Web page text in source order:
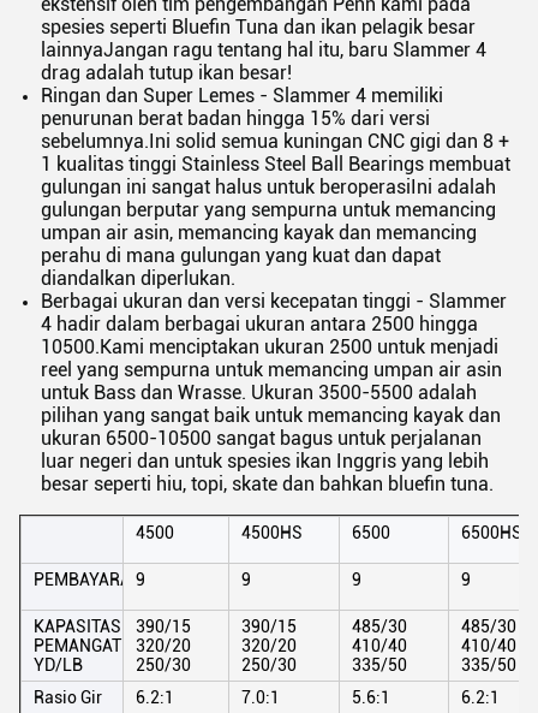
ekstensif oleh tim pengembangan Penn kami pada
spesies seperti Bluefin Tuna dan ikan pelagik besar
lainnyaJangan ragu tentang hal itu, baru Slammer 4
drag adalah tutup ikan besar!
Ringan dan Super Lemes - Slammer 4 memiliki
penurunan berat badan hingga 15% dari versi
sebelumnya.Ini solid semua kuningan CNC gigi dan 8 +
1 kualitas tinggi Stainless Steel Ball Bearings membuat
gulungan ini sangat halus untuk beroperasiIni adalah
gulungan berputar yang sempurna untuk memancing
umpan air asin, memancing kayak dan memancing
perahu di mana gulungan yang kuat dan dapat
diandalkan diperlukan.
Berbagai ukuran dan versi kecepatan tinggi - Slammer
4 hadir dalam berbagai ukuran antara 2500 hingga
10500.Kami menciptakan ukuran 2500 untuk menjadi
reel yang sempurna untuk memancing umpan air asin
untuk Bass dan Wrasse. Ukuran 3500-5500 adalah
pilihan yang sangat baik untuk memancing kayak dan
ukuran 6500-10500 sangat bagus untuk perjalanan
luar negeri dan untuk spesies ikan Inggris yang lebih
besar seperti hiu, topi, skate dan bahkan bluefin tuna.
4500 4500HS 6500 6500HS
PEMBAYARAN
9 9 9 9
KAPASITAS
PEMANGAT
YD/LB
390/15
320/20
250/30
390/15
320/20
250/30
485/30
410/40
335/50
485/30
410/40
335/50
Rasio Gir
6.2:1 7.0:1 5.6:1 6.2:1